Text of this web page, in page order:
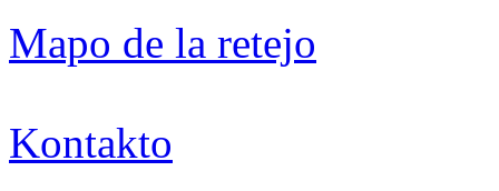
Mapo de la retejo
Kontakto